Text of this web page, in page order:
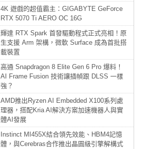
4K 遊戲的超值霸主：GIGABYTE GeForce
RTX 5070 Ti AERO OC 16G
輝達 RTX Spark 首發驅動程式正式亮相！原
生支援 Arm 架構，微軟 Surface 成為首批搭
載裝置
高通 Snapdragon 8 Elite Gen 6 Pro 爆料！
AI Frame Fusion 技術讓插幀跟 DLSS 一樣
強？
AMD推出Ryzen AI Embedded X100系列處
理器，搭配Kria AI解決方案加速機器人與實
體AI發展
Instinct MI455X結合領先效能、HBM4記憶
體，與Cerebras合作推出晶圓級引擎解構式